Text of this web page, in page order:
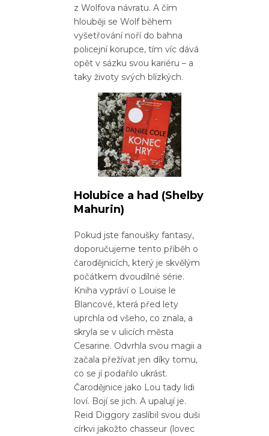
z Wolfova návratu. A čím
hlouběji se Wolf během
vyšetřování noří do bahna
policejní korupce, tím víc dává
opět v sázku svou kariéru – a
taky životy svých blízkých.
Holubice a had (Shelby
Mahurin)
Pokud jste fanoušky fantasy,
doporučujeme tento příběh o
čarodějnicích, který je skvělým
počátkem dvoudílné série.
Kniha vypráví o Louise le
Blancové, která před lety
uprchla od všeho, co znala, a
skryla se v ulicích města
Cesarine. Odvrhla svou magii a
začala přežívat jen díky tomu,
co se jí podařilo ukrást.
Čarodějnice jako Lou tady lidi
loví. Bojí se jich. A upalují je.
Reid Diggory zaslíbil svou duši
církvi jakožto chasseur (lovec